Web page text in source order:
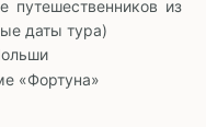
путешественников из
даты тура)
«Фортуна»